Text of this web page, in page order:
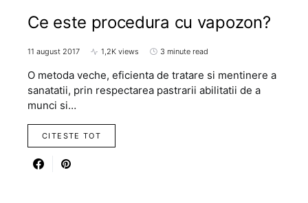
Ce este procedura cu vapozon?
11 august 2017 1,2K views 3 minute read
O metoda veche, eficienta de tratare si mentinere a
sanatatii, prin respectarea pastrarii abilitatii de a
munci si…
CITESTE TOT